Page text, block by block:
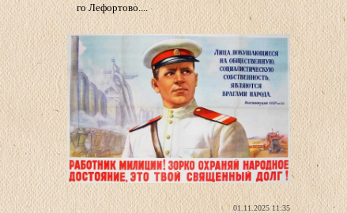
го Лефортово....
01.11.2025 11:35